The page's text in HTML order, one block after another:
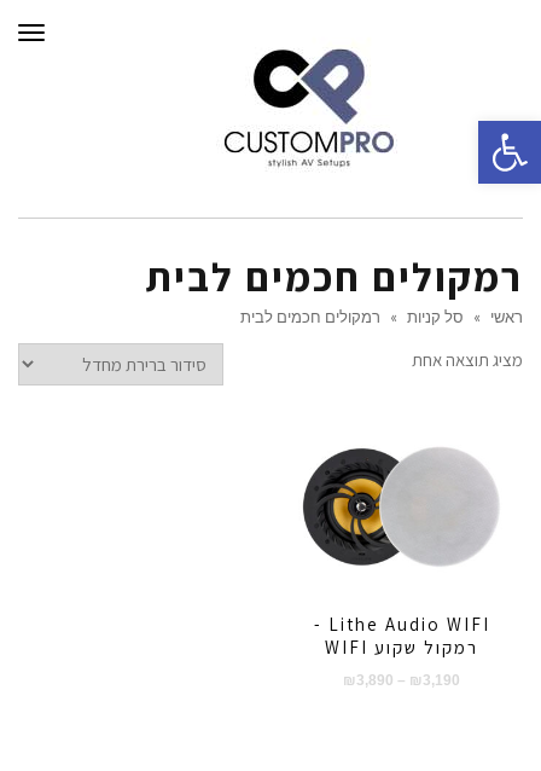
רמקולים חכמים לבית
ראשי » סל קניות » רמקולים חכמים לבית
מציג תוצאה אחת
Lithe Audio WIFI -
רמקול שקוע WIFI
₪ 3,190
–
₪ 3,890
טווח
פתח סרגל נגישות